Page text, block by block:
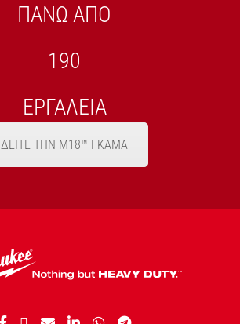
ΠΑΝΩ ΑΠΟ
190
ΕΡΓΑΛΕΙΑ
ΔΕΙΤΕ ΤΗΝ M18™ ΓΚΑΜΑ